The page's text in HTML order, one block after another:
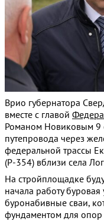
Врио губернатора
вместе с главой
Романом Новиковым 9
путепровода через
федеральной трассы
(Р-354) вблизи села
На стройплощадке
начала работу буровая
буронабивные сваи,
фундаментом для опор